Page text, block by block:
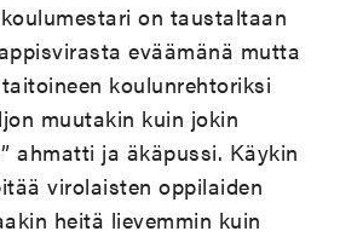
on taustaltaan
eväämänä mutta
koulunrehtoriksi
muutakin kuin jokin
ahmatti ja äkäpussi. Käykin
virolaisten oppilaiden
heitä lievemmin kuin